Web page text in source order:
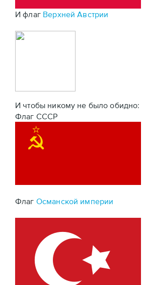
И флаг Верхней Австрии
И чтобы никому не было обидно:
Флаг СССР
Флаг Османской империи